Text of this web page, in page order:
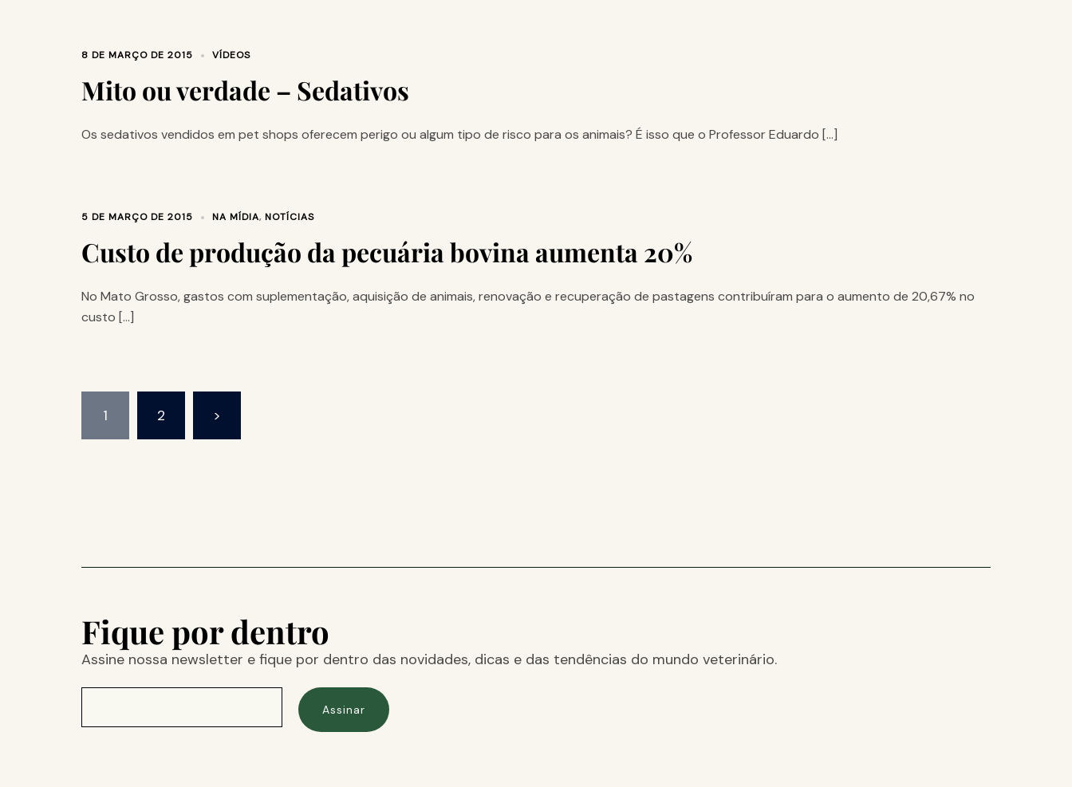
8 DE MARÇO DE 2015 VÍDEOS
Mito ou verdade – Sedativos
Os sedativos vendidos em pet shops oferecem perigo ou algum tipo de risco para os animais? É isso que o Professor Eduardo […]
5 DE MARÇO DE 2015 NA MÍDIA, NOTÍCIAS
Custo de produção da pecuária bovina aumenta 20%
No Mato Grosso, gastos com suplementação, aquisição de animais, renovação e recuperação de pastagens contribuíram para o aumento de 20,67% no
custo […]
1 2 >
Fique por dentro
Assine nossa newsletter e fique por dentro das novidades, dicas e das tendências do mundo veterinário.
Assinar